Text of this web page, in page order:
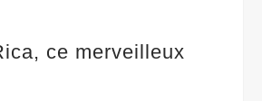
ce merveilleux